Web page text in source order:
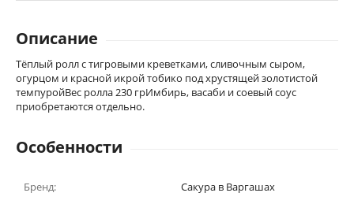
Описание
Тёплый ролл с тигровыми креветками, сливочным сыром,
огурцом и красной икрой тобико под хрустящей золотистой
темпуройВес ролла 230 грИмбирь, васаби и соевый соус
приобретаются отдельно.
Особенности
Бренд: Сакура в Варгашах